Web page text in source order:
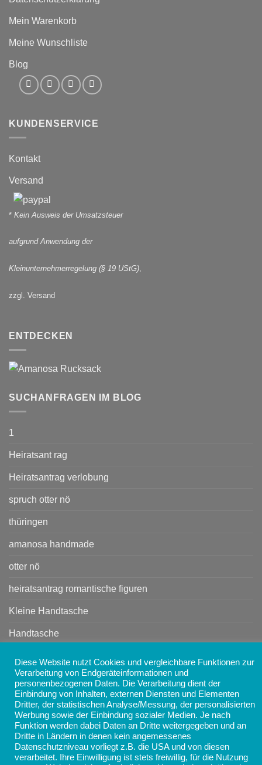
Mein Warenkorb
Meine Wunschliste
Blog
KUNDENSERVICE
Kontakt
Versand
* Kein Ausweis der Umsatzsteuer
aufgrund Anwendung der
Kleinunternehmerregelung (§ 19 UStG),
zzgl. Versand
ENTDECKEN
SUCHANFRAGEN IM BLOG
1
Heiratsant rag
Heiratsantrag verlobung
spruch otter nö
thüringen
amanosa handmade
otter nö
heiratsantrag romantische figuren
Kleine Handtasche
Handtasche
Copyright 2026 ©AMANOSA - Schmuck, Taschen,
Accessoires und Geschenke online kaufen
Diese Website nutzt Cookies und vergleichbare Funktionen zur
Verarbeitung von Endgeräteinformationen und
personenbezogenen Daten. Die Verarbeitung dient der
Einbindung von Inhalten, externen Diensten und Elementen
Dritter, der statistischen Analyse/Messung, der personalisierten
Werbung sowie der Einbindung sozialer Medien. Je nach
Funktion werden dabei Daten an Dritte weitergegeben und an
Dritte in Ländern in denen kein angemessenes
Datenschutzniveau vorliegt z.B. die USA und von diesen
verarbeitet. Ihre Einwilligung ist stets freiwillig, für die Nutzung